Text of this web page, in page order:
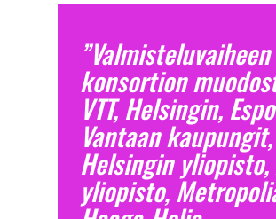
”Valmisteluvaiheen
konsortion
VTT, Helsingin,
Vantaan kaupungit,
Helsingin
yliopisto,